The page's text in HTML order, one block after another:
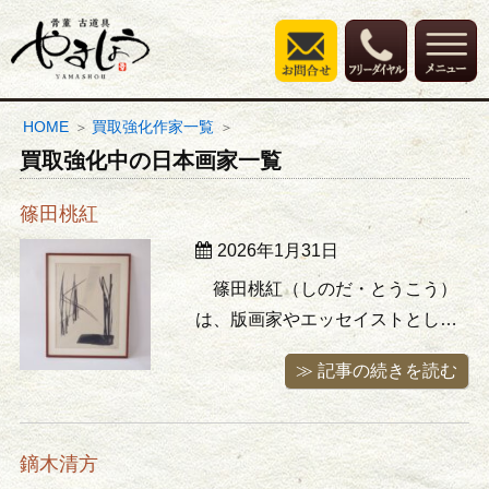
HOME 買取強化作家一覧
買取強化中の日本画家一覧
篠田桃紅
2026年1月31日
篠田桃紅（しのだ・とうこう）
は、版画家やエッセイストとして
活躍した美術家です。2005年には
日本語版のニューズウィークで
「世界が尊敬する日本人100人」に
選ばれるなど海外でもその名は広
く知られており、彼女の作品は世
≫ 記事の続きを読む
鏑木清方